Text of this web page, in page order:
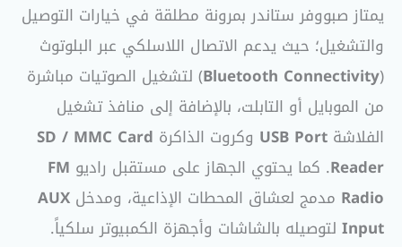
يمتاز صبووفر ستاندر بمرونة مطلقة في خيارات التوصيل
والتشغيل؛ حيث يدعم الاتصال اللاسلكي عبر البلوتوث
(
Bluetooth Connectivity) لتشغيل الصوتيات مباشرة
من الموبايل أو التابلت، بالإضافة إلى منافذ تشغيل
الفلاشة USB Port وكروت الذاكرة SD / MMC Card
Reader. كما يحتوي الجهاز على مستقبل راديو FM
Radio مدمج لعشاق المحطات الإذاعية، ومدخل AUX
Input لتوصيله بالشاشات وأجهزة الكمبيوتر سلكياً.